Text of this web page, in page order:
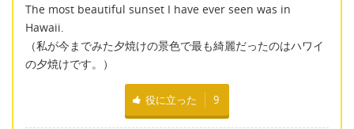
The most beautiful sunset I have ever seen was in
Hawaii.
（私が今までみた夕焼けの景色で最も綺麗だったのはハワイ
の夕焼けです。）
役に立った 9